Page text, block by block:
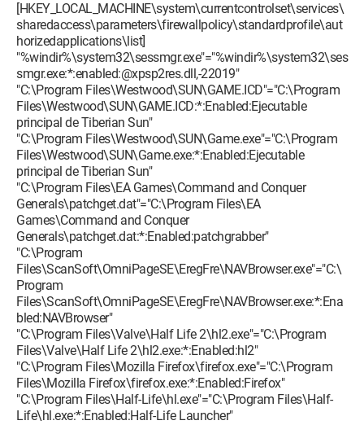
[HKEY_LOCAL_MACHINE\system\currentcontrolset\services\
sharedaccess\parameters\firewallpolicy\standardprofile\aut
horizedapplications\list]
"%windir%\system32\sessmgr.exe"="%windir%\system32\ses
smgr.exe:*:enabled:@xpsp2res.dll,-22019"
"C:\Program Files\Westwood\SUN\GAME.ICD"="C:\Program
Files\Westwood\SUN\GAME.ICD:*:Enabled:Ejecutable
principal de Tiberian Sun"
"C:\Program Files\Westwood\SUN\Game.exe"="C:\Program
Files\Westwood\SUN\Game.exe:*:Enabled:Ejecutable
principal de Tiberian Sun"
"C:\Program Files\EA Games\Command and Conquer
Generals\patchget.dat"="C:\Program Files\EA
Games\Command and Conquer
Generals\patchget.dat:*:Enabled:patchgrabber"
"C:\Program
Files\ScanSoft\OmniPageSE\EregFre\NAVBrowser.exe"="C:\
Program
Files\ScanSoft\OmniPageSE\EregFre\NAVBrowser.exe:*:Ena
bled:NAVBrowser"
"C:\Program Files\Valve\Half Life 2\hl2.exe"="C:\Program
Files\Valve\Half Life 2\hl2.exe:*:Enabled:hl2"
"C:\Program Files\Mozilla Firefox\firefox.exe"="C:\Program
Files\Mozilla Firefox\firefox.exe:*:Enabled:Firefox"
"C:\Program Files\Half-Life\hl.exe"="C:\Program Files\Half-
Life\hl.exe:*:Enabled:Half-Life Launcher"